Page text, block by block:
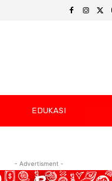
EDUKASI
- Advertisment -